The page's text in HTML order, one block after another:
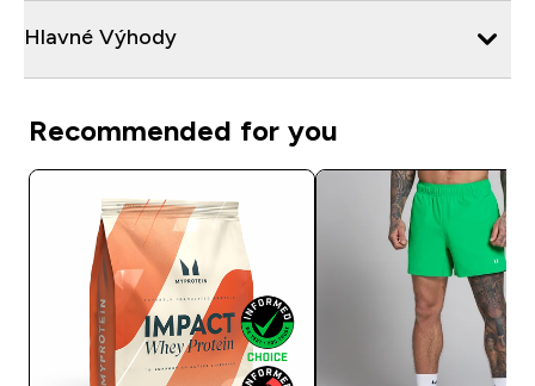
Hlavné Výhody
Recommended for you